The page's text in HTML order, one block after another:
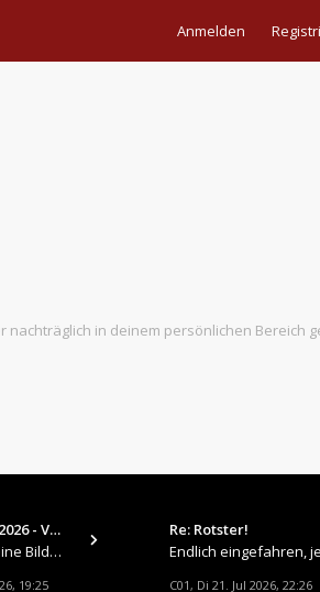
Anmelden
in deinem persönlichen Bereich
- V…
Hallo , Hier sind nun meine Bilder 2026er Klassikwelt Bodensee 😀 https://up.picr.de/51125547rb.jpg https://up.pi
19:25
Re: Rotster!
C01, Di 21. Jul 2026, 22:26